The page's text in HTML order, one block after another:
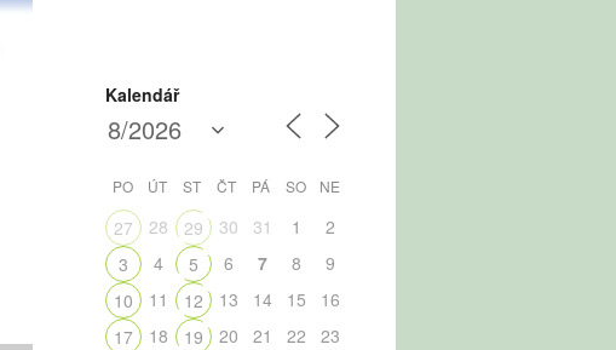
Kalendář
PO ÚT ST ČT PÁ SO NE
27 28 29 30 31 1
2
3
4 5 6 7 8
9
10
11 12 13 14 15
16
17
18 19 20 21 22
23